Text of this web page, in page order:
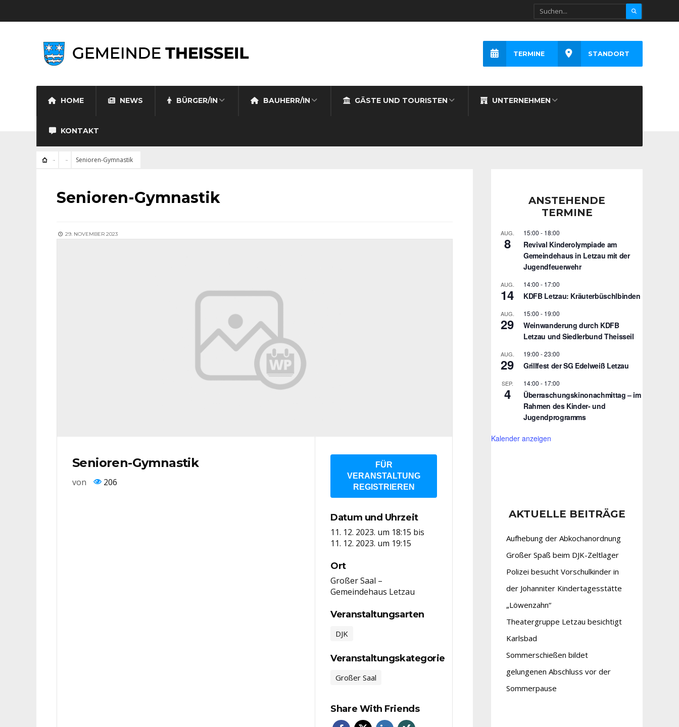
HOME NEWS BÜRGER/IN BAUHERR/IN GÄSTE UND TOURISTEN UNTERNEHMEN
KONTAKT
TERMINE STANDORT
Senioren-Gymnastik
Senioren-Gymnastik
29. NOVEMBER 2023
Senioren-Gymnastik
von 206
FÜR
VERANSTALTUNG
REGISTRIEREN
Datum und Uhrzeit
11. 12. 2023. um 18:15 bis
11. 12. 2023. um 19:15
Ort
Großer Saal –
Gemeindehaus Letzau
Veranstaltungsarten
DJK
Veranstaltungskategorie
Großer Saal
Share With Friends
ANSTEHENDE
TERMINE
AUG.
8
15:00 - 18:00
Revival Kinderolympiade am
Gemeindehaus in Letzau mit der
Jugendfeuerwehr
AUG.
14
14:00 - 17:00
KDFB Letzau: Kräuterbüschlbinden
AUG.
29
15:00 - 19:00
Weinwanderung durch KDFB
Letzau und Siedlerbund Theisseil
AUG.
29
19:00 -23:00
Grillfest der SG Edelweiß Letzau
SEP.
4
14:00 - 17:00
Überraschungskinonachmittag – im
Rahmen des Kinder- und
Jugendprogramms
Kalender anzeigen
AKTUELLE BEITRÄGE
Aufhebung der Abkochanordnung
Großer Spaß beim DJK-Zeltlager
Polizei besucht Vorschulkinder in
der Johanniter Kindertagesstätte
„Löwenzahn“
Theatergruppe Letzau besichtigt
Karlsbad
Sommerschießen bildet
gelungenen Abschluss vor der
Sommerpause